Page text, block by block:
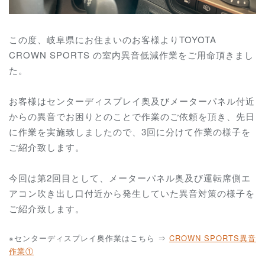
この度、岐阜県にお住まいのお客様よりTOYOTA
CROWN SPORTS の室内異音低減作業をご用命頂きまし
た。
お客様はセンターディスプレイ奥及びメーターパネル付近
からの異音でお困りとのことで作業のご依頼を頂き、先日
に作業を実施致しましたので、3回に分けて作業の様子を
ご紹介致します。
今回は第2回目として、メーターパネル奥及び運転席側エ
アコン吹き出し口付近から発生していた異音対策の様子を
ご紹介致します。
※センターディスプレイ奥作業はこちら ⇒ CROWN SPORTS異音
作業①